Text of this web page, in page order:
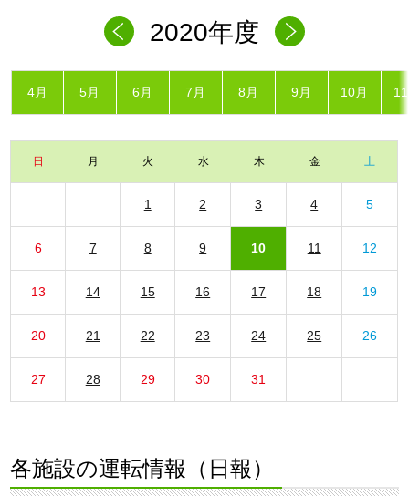
2020年度
4月 5月 6月 7月 8月 9月 10月
日 月 火 水 木 金 土
1 2 3 4 5
6 7 8 9 10 11 12
13 14 15 16 17 18 19
20 21 22 23 24 25 26
27 28 29 30 31
各施設の運転情報（日報）